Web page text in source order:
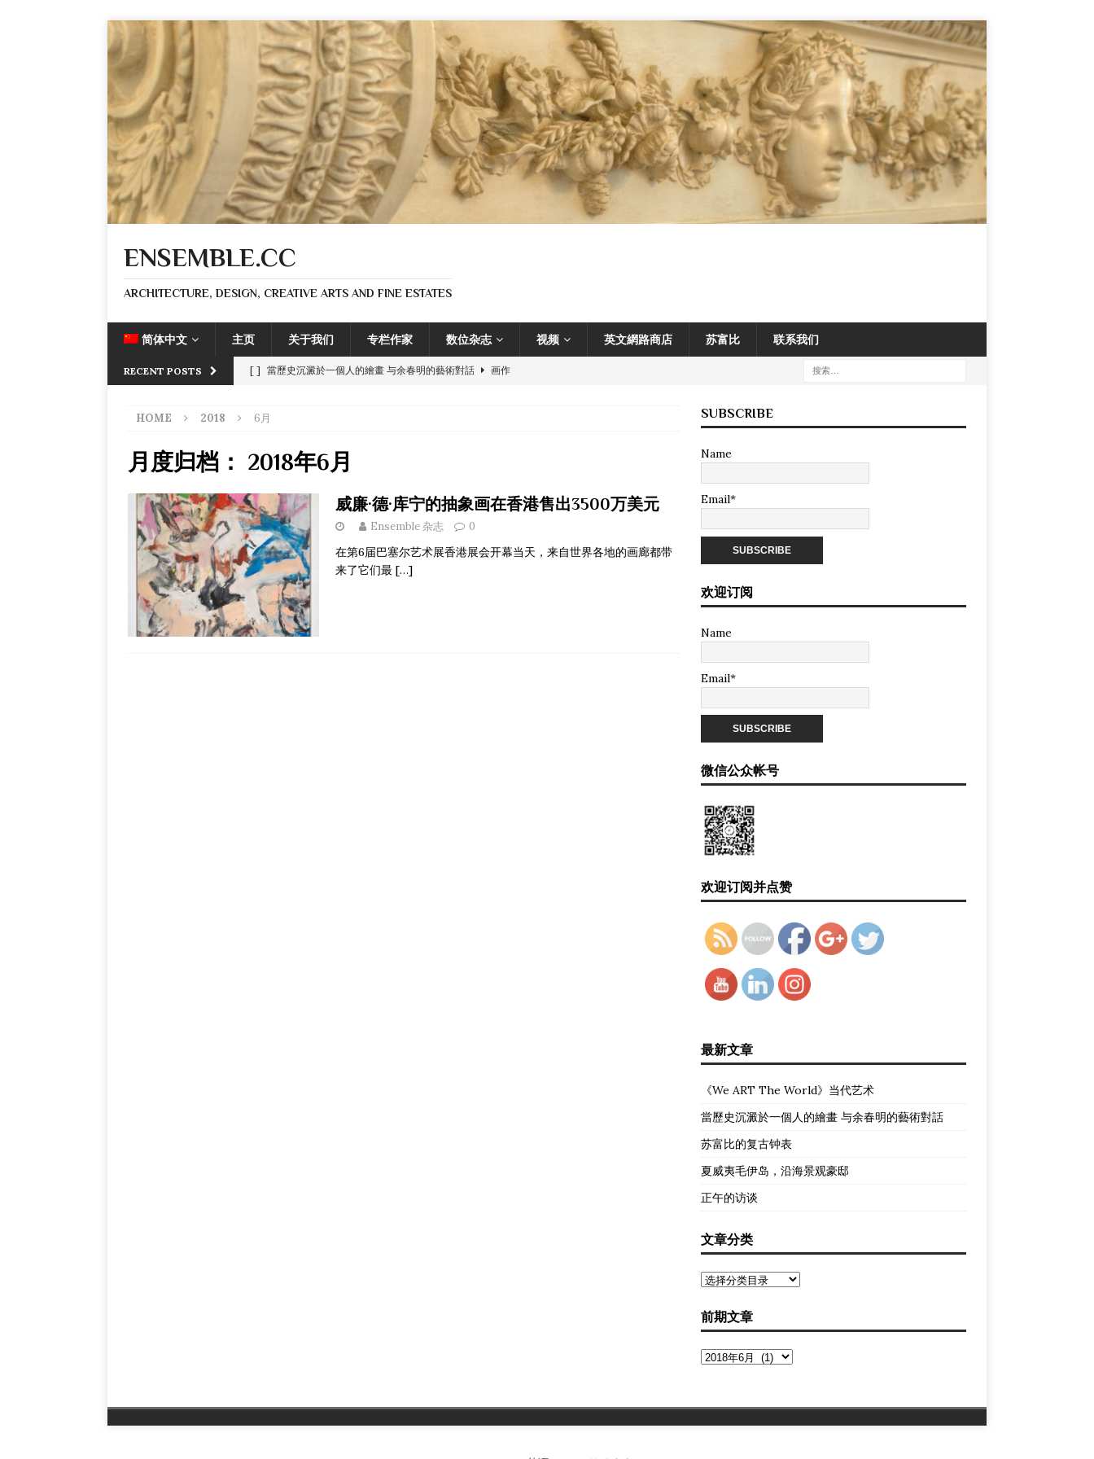
ENSEMBLE.CC
ARCHITECTURE, DESIGN, CREATIVE ARTS AND FINE ESTATES
简体中文 主页 关于我们 专栏作家 数位杂志 视频 英文網路商店 苏富比 联系我们
RECENT POSTS [ ] 當歷史沉澱於一個人的繪畫 与余春明的藝術對話 画作
[ ] 夏威夷毛伊岛，沿海景观豪邸
[ ] 正午的访谈 画作
[ ] 策划样品屋般的陈设：苏富比国际地产 苏富比物业
[ ] 琉璃 – 中国水晶艺术
[ ] 《We ART The World》当代艺术
HOME 2018 6月
月度归档： 2018年6月
威廉·德·库宁的抽象画在香港售出3500万美元
Ensemble 杂志 0
在第6届巴塞尔艺术展香港展会开幕当天，来自世界各地的画廊都带
来了它们最 […]
SUBSCRIBE
Name
Email*
欢迎订阅
Name
Email*
微信公众帐号
欢迎订阅并点赞
最新文章
《We ART The World》当代艺术
當歷史沉澱於一個人的繪畫 与余春明的藝術對話
苏富比的复古钟表
夏威夷毛伊岛，沿海景观豪邸
正午的访谈
文章分类
前期文章